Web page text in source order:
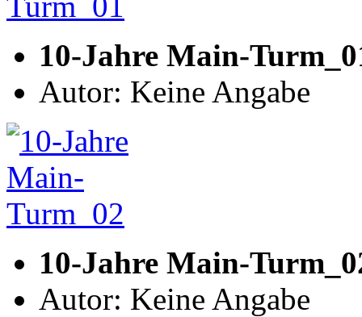
10-Jahre Main-
Autor: Keine Angabe
10-Jahre Main-
Autor: Keine Angabe